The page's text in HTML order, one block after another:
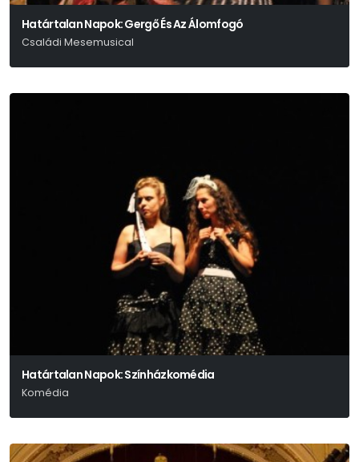
Határtalan Napok: Gergő És Az Álomfogó
Családi Mesemusical
Határtalan Napok: Színházkomédia
Komédia